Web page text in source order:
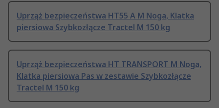
Uprząż bezpieczeństwa HT55 A M Noga, Klatka
piersiowa Szybkozłącze Tractel M 150 kg
Uprząż bezpieczeństwa HT TRANSPORT M Noga,
Klatka piersiowa Pas w zestawie Szybkozłącze
Tractel M 150 kg